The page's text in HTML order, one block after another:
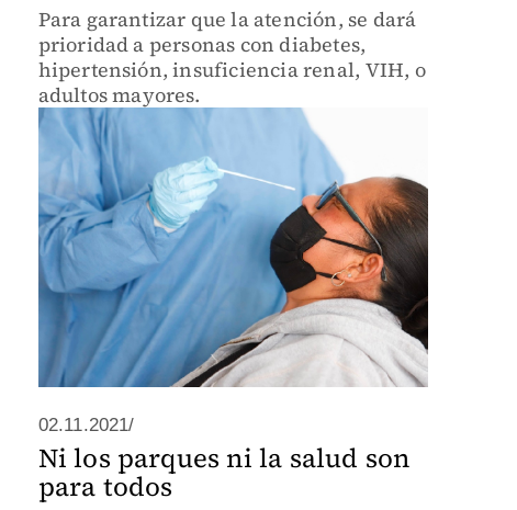
Para garantizar que la atención, se dará
prioridad a personas con diabetes,
hipertensión, insuficiencia renal, VIH, o
adultos mayores.
02.11.2021/
Ni los parques ni la salud son
para todos